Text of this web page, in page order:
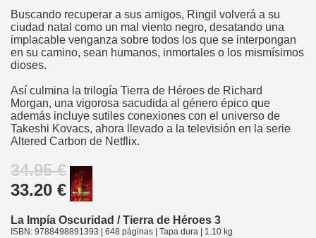
Buscando recuperar a sus amigos, Ringil volverá a su
ciudad natal como un mal viento negro, desatando una
implacable venganza sobre todos los que se interpongan
en su camino, sean humanos, inmortales o los mismísimos
dioses.
Así culmina la trilogía Tierra de Héroes de Richard
Morgan, una vigorosa sacudida al género épico que
además incluye sutiles conexiones con el universo de
Takeshi Kovacs, ahora llevado a la televisión en la serie
Altered Carbon de Netflix.
34.95 €
33.20 €
La Impía Oscuridad / Tierra de Héroes 3
ISBN: 9788498891393 | 648 páginas | Tapa dura | 1.10 kg